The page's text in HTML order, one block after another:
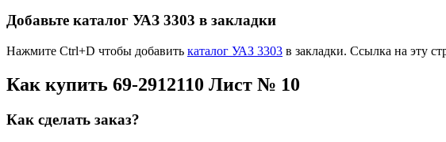
Добавьте каталог УАЗ 3303 в закладки
Нажмите Ctrl+D чтобы добавить каталог УАЗ 3303 в закладки. Ссылка на эту
Как купить 69-2912110 Лист № 10
Как сделать заказ?